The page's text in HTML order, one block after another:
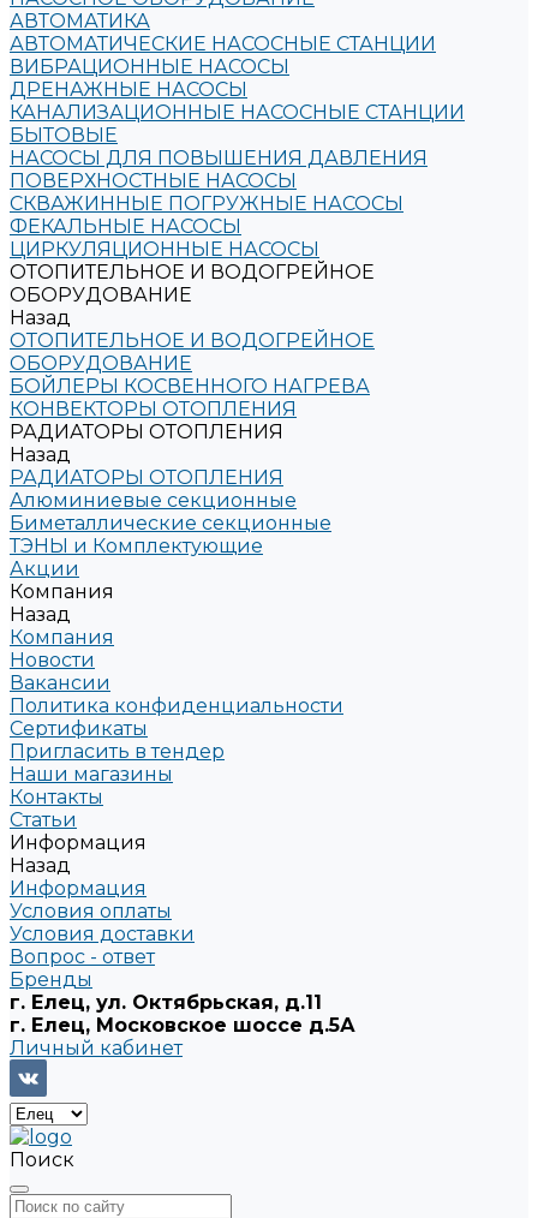
АВТОМАТИКА
АВТОМАТИЧЕСКИЕ НАСОСНЫЕ СТАНЦИИ
ВИБРАЦИОННЫЕ НАСОСЫ
ДРЕНАЖНЫЕ НАСОСЫ
КАНАЛИЗАЦИОННЫЕ НАСОСНЫЕ СТАНЦИИ
БЫТОВЫЕ
НАСОСЫ ДЛЯ ПОВЫШЕНИЯ ДАВЛЕНИЯ
ПОВЕРХНОСТНЫЕ НАСОСЫ
СКВАЖИННЫЕ ПОГРУЖНЫЕ НАСОСЫ
ФЕКАЛЬНЫЕ НАСОСЫ
ЦИРКУЛЯЦИОННЫЕ НАСОСЫ
ОТОПИТЕЛЬНОЕ И ВОДОГРЕЙНОЕ
ОБОРУДОВАНИЕ
Назад
ОТОПИТЕЛЬНОЕ И ВОДОГРЕЙНОЕ
ОБОРУДОВАНИЕ
БОЙЛЕРЫ КОСВЕННОГО НАГРЕВА
КОНВЕКТОРЫ ОТОПЛЕНИЯ
РАДИАТОРЫ ОТОПЛЕНИЯ
Назад
РАДИАТОРЫ ОТОПЛЕНИЯ
Алюминиевые секционные
Биметаллические секционные
ТЭНЫ и Комплектующие
Акции
Компания
Назад
Компания
Новости
Вакансии
Политика конфиденциальности
Сертификаты
Пригласить в тендер
Наши магазины
Контакты
Статьи
Информация
Назад
Информация
Условия оплаты
Условия доставки
Вопрос - ответ
Бренды
г. Елец, ул. Октябрьская, д.11
г. Елец, Московское шоссе д.5А
Личный кабинет
Поиск